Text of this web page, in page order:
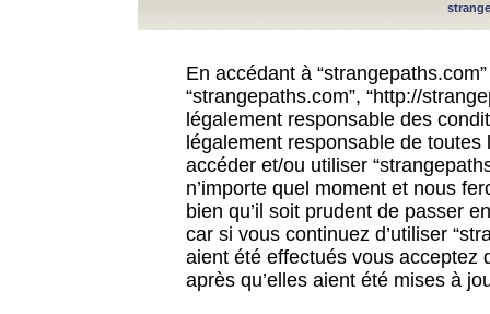
En accédant à
“strangepaths.com”, “http://
légalement responsable des
légalement responsable de
accéder et/ou utiliser
n’importe quel moment et nous
bien qu’il soit prudent de passer
car si vous continuez d’utiliser
aient été effectués vous acceptez
après qu’elles aient été mises à